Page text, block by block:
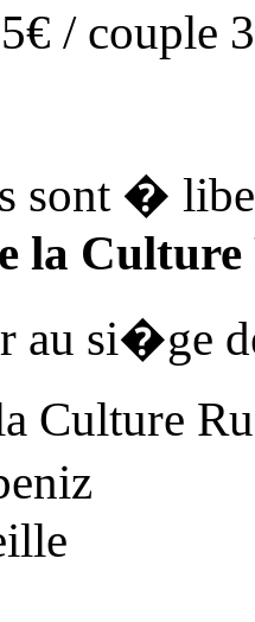
/ couple
sont �
la Culture
au si�ge
Culture